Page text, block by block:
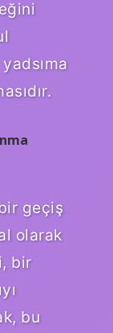
geçiş
olarak
bir
bu